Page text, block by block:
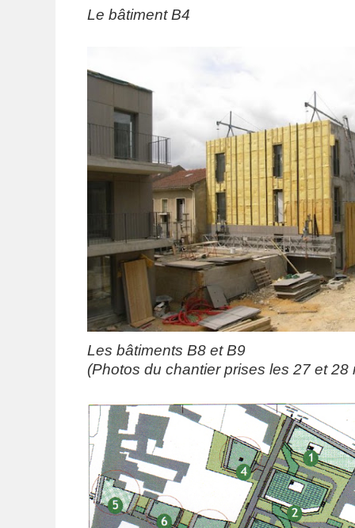
Le bâtiment B4
Les bâtiments B8 et B9
(Photos du chantier prises les 27 et 28